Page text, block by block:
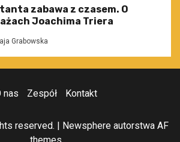
zabawa z czasem. O
Joachima Triera
Grabowska
nas Zespół Kontakt
reserved. | Newsphere autorstwa AF